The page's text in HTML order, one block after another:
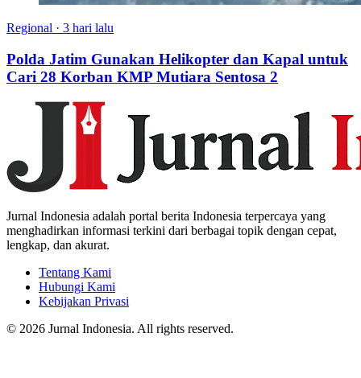
Regional · 3 hari lalu
Polda Jatim Gunakan Helikopter dan Kapal untuk
Cari 28 Korban KMP Mutiara Sentosa 2
Jurnal Indonesia adalah portal berita Indonesia terpercaya yang
menghadirkan informasi terkini dari berbagai topik dengan cepat,
lengkap, dan akurat.
Tentang Kami
Hubungi Kami
Kebijakan Privasi
© 2026 Jurnal Indonesia. All rights reserved.